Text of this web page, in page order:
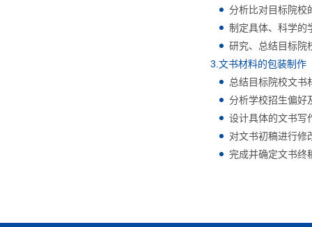
分析比对目标院校
制定具体、科学的
研究、总结目标院
3.文书材料的包装制作
总结目标院校文书
分析学校招生偏好
设计具体的文书写
对文书初稿进行修
完成并确定文书终